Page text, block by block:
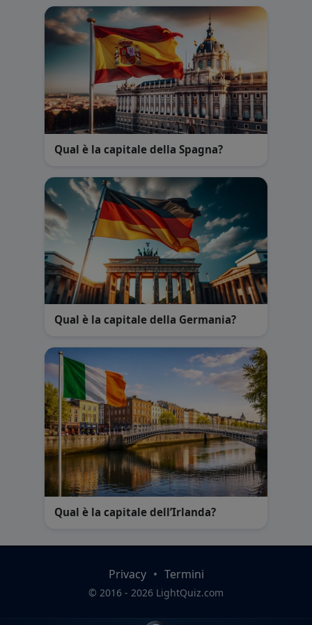
Qual è la capitale della Spagna?
Qual è la capitale della Germania?
Qual è la capitale dell’Irlanda?
Privacy • Termini
© 2016 - 2026 LightQuiz.com